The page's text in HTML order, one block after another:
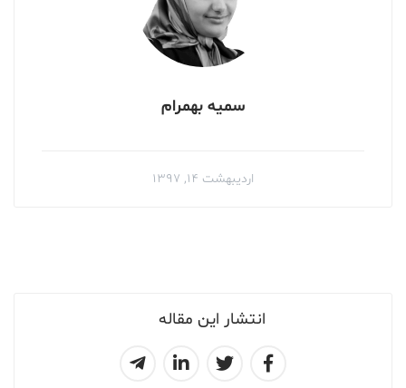
انتشار این مقاله
سمیه بهمرام
اردیبهشت ۱۴, ۱۳۹۷